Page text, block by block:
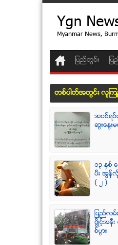
Ygn
Myanmar News,
ျပည္တြင္း ျ
တစ္ပါတ္အတြင္း လူၾ
အပစ္ရပ္
ဆြးေႏြး
၁၃ ႏွစ္
ပီး အြ
( ၂ )
ျပည္လ
ပြိဳင့္အနီ
စ္ပြား